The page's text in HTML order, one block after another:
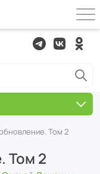
Том 2
Том 2